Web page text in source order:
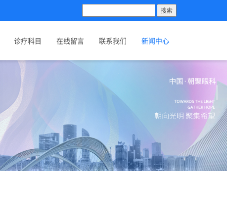
搜索
诊疗科目 在线留言 联系我们 新闻中心